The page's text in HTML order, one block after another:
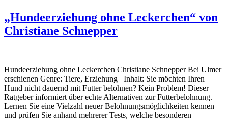
„Hundeerziehung ohne Leckerchen“ von
Christiane Schnepper
Hundeerziehung ohne Leckerchen Christiane Schnepper Bei Ulmer
erschienen Genre: Tiere, Erziehung Inhalt: Sie möchten Ihren
Hund nicht dauernd mit Futter belohnen? Kein Problem! Dieser
Ratgeber informiert über echte Alternativen zur Futterbelohnung.
Lernen Sie eine Vielzahl neuer Belohnungsmöglichkeiten kennen
und prüfen Sie anhand mehrerer Tests, welche besonderen